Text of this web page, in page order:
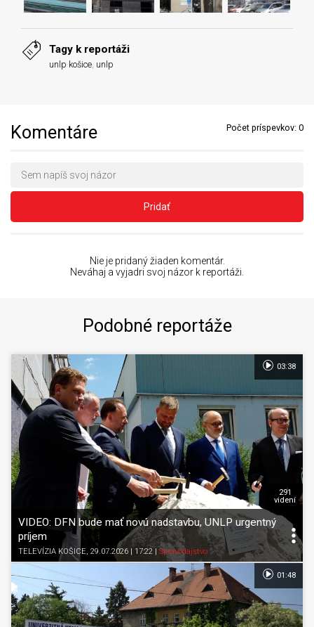
Tagy k reportáži
unlp košice, unlp
Komentáre Počet príspevkov: 0
Pridať
Nie je pridaný žiaden komentár.
Neváhaj a vyjadri svoj názor k reportáži.
Podobné reportáže
VIDEO: DFN bude mať novú nadstavbu, UNLP urgentný
príjem
TELEVÍZIA KOŠICE, 29.07.2026 | 17:22 | Spravodajstvo
291
videní
03:38
01:48